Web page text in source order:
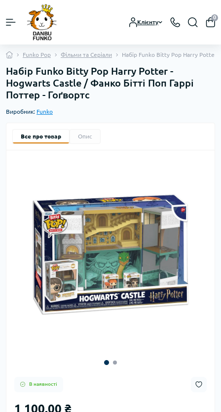
Клієнту
0
Funko Pop Фільми та Серіали Набір Funko Bitty Pop Harry Potter -
Набір Funko Bitty Pop Harry Potter -
Hogwarts Castle / Фанко Бітті Поп Гаррі
Поттер - Гоґвортс
Виробник: Funko
Все про товар Опис
В наявності
1 100.00 ₴